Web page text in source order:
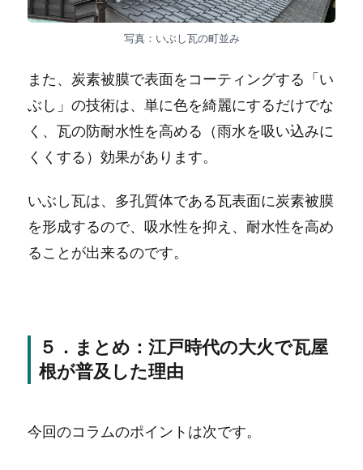
写真：いぶし瓦の町並み
また、炭素被膜で表面をコーティングする「い
ぶし」の技術は、単に色を綺麗にするだけでな
く、瓦の防耐水性を高める（雨水を吸い込みに
くくする）効果があります。
いぶし瓦は、多孔質体である瓦表面に炭素被膜
を形成するので、吸水性を抑え、耐水性を高め
ることが出来るのです。
５．まとめ：江戸時代の大火で瓦屋
根が普及した理由
今回のコラムのポイントは次です。